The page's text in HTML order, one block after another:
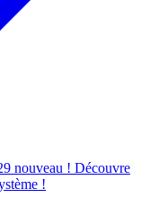
nouveau ! Découvre
!